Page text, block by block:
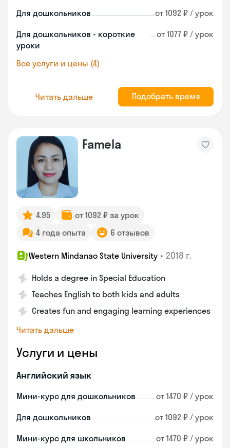
Для дошкольников от 1092 ₽ / урок
Для дошкольников - короткие
уроки
от 1077 ₽ / урок
Все услуги и цены (4)
Читать дальше Подобрать время
Famela
4.95
от 1092 ₽ за урок
4 года опыта
6 отзывов
Western Mindanao State University • 2018 г.
Holds a degree in Special Education
Teaches English to both kids and adults
Creates fun and engaging learning experiences
Читать дальше
Услуги и цены
Английский язык
Мини-курс для дошкольников от 1470 ₽ / урок
Для дошкольников от 1092 ₽ / урок
Мини-курс для школьников от 1470 ₽ / урок